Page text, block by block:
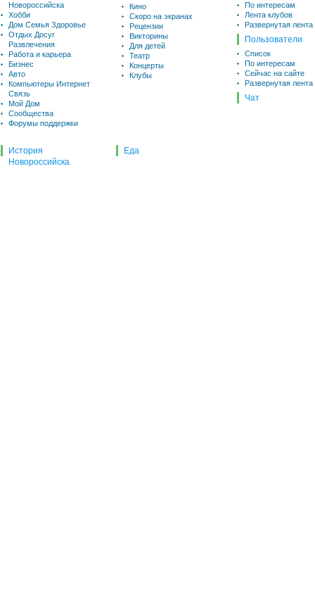
Новороссийска
Хобби
Дом Семья Здоровье
Отдых Досуг
Развлечения
Работа и карьера
Бизнес
Авто
Компьютеры Интернет
Связь
Мой Дом
Сообщества
Форумы поддержки
Кино
Скоро на экранах
Рецензии
Викторины
Для детей
Театр
Концерты
Клубы
По интересам
Лента клубов
Развернутая лента
Пользователи
Список
По интересам
Сейчас на сайте
Развернутая лента
Чат
История
Новороссийска
Еда